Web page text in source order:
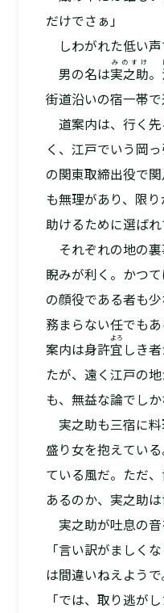
だけでさぁ」
しわがれた低い声
男の名は実之助
みのすけ
。
街道沿いの宿一帯で
道案内は、行く先
く、江戸でいう岡
の関東取締出役で
も無理があり、限
助けるために選ばれ
それぞれの地の裏
睨みが利く。かつ
の顔役である者も
務まらない任でも
案内は身許宜
よろ
しき
たが、遠く江戸の地
も、無益な論でしか
実之助も三宿に料
盛り女を抱えてい
ている風だ。ただ
あるのか、実之助は
実之助が吐息の音
「言い訳がましく
は間違いねえようで
「では、取り逃が